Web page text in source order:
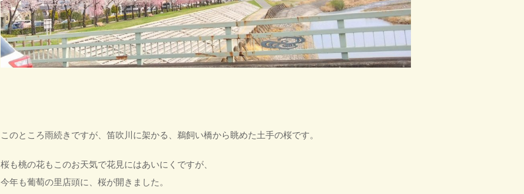
このところ雨続きですが、笛吹川に架かる、鵜飼い橋から眺めた土手の桜です。
桜も桃の花もこのお天気で花見にはあいにくですが、
今年も葡萄の里店頭に、桜が開きました。